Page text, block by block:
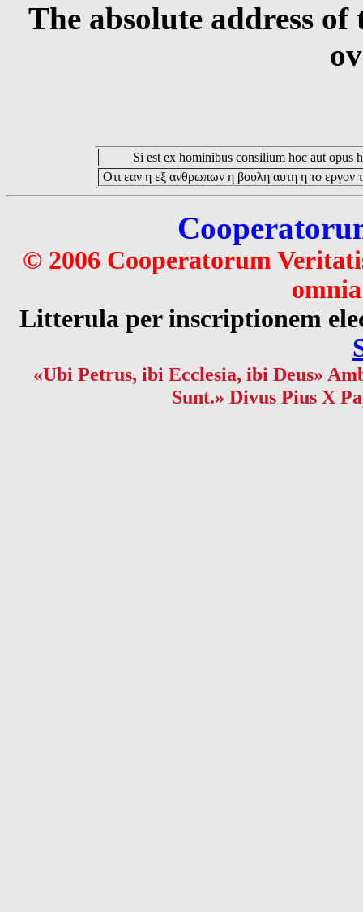
The absolute address
Si est ex hominibus consilium hoc aut opus
Οτι εαν η εξ ανθρωπων η βουλη αυτη η το εργον
© 2006 Cooperatorum
Litterula per inscriptionem
«Ubi Petrus, ibi Ecclesia, ibi Deus»
Sunt.» Divus Pius X